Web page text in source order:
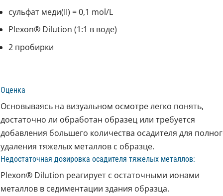
сульфат меди(II) = 0,1 mol/L
Plexon® Dilution (1:1 в воде)
2 пробирки
Оценка
Основываясь на визуальном осмотре легко понять,
достаточно ли обработан образец или требуется
добавления большего количества осадителя для
удаления тяжелых металлов с образце.
Недостаточная дозировка осадителя тяжелых металлов:
Plexon® Dilution реагирует с остаточными ионами
металлов в седиментации здания образца.